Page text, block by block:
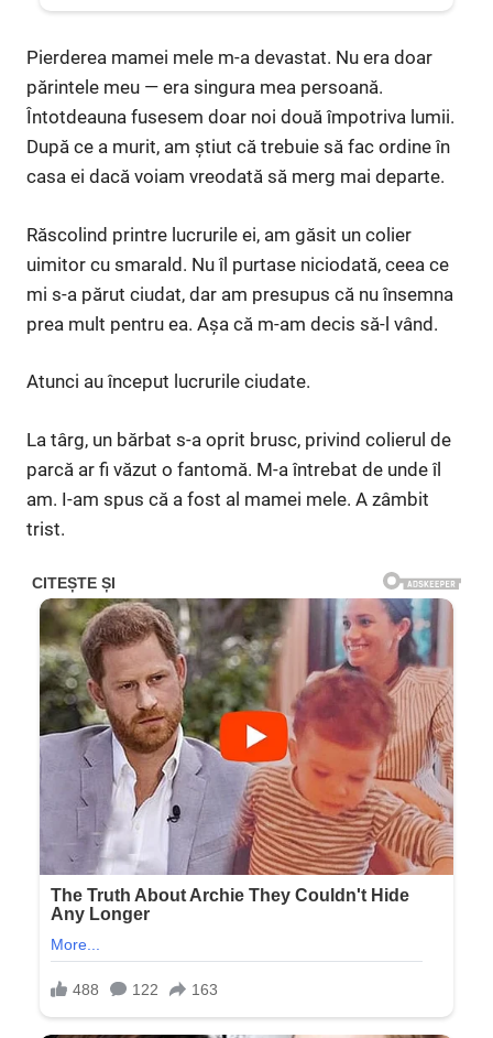
Pierderea mamei mele m-a devastat. Nu era doar
părintele meu — era singura mea persoană.
Întotdeauna fusesem doar noi două împotriva lumii.
După ce a murit, am știut că trebuie să fac ordine în
casa ei dacă voiam vreodată să merg mai departe.
Răscolind printre lucrurile ei, am găsit un colier
uimitor cu smarald. Nu îl purtase niciodată, ceea ce
mi s-a părut ciudat, dar am presupus că nu însemna
prea mult pentru ea. Așa că m-am decis să-l vând.
Atunci au început lucrurile ciudate.
La târg, un bărbat s-a oprit brusc, privind colierul de
parcă ar fi văzut o fantomă. M-a întrebat de unde îl
am. I-am spus că a fost al mamei mele. A zâmbit
trist.